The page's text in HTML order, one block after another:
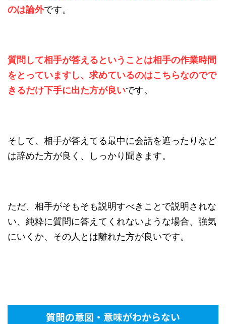
のは論外です。
質問して相手が答えるということは相手の作業時間
をとっていますし、求めているのはこちらなのでで
きるだけ下手に出た方が良いです。
そして、相手が答えてる最中に会話を遮ったりなど
は辞めた方が良く、しっかり聞きます。
ただ、相手がそもそも説明すべきことで説明されな
い、純粋に質問に答えてくれないような場合、強気
にいくか、その人とは離れた方が良いです。
質問の意図・意味がわからない